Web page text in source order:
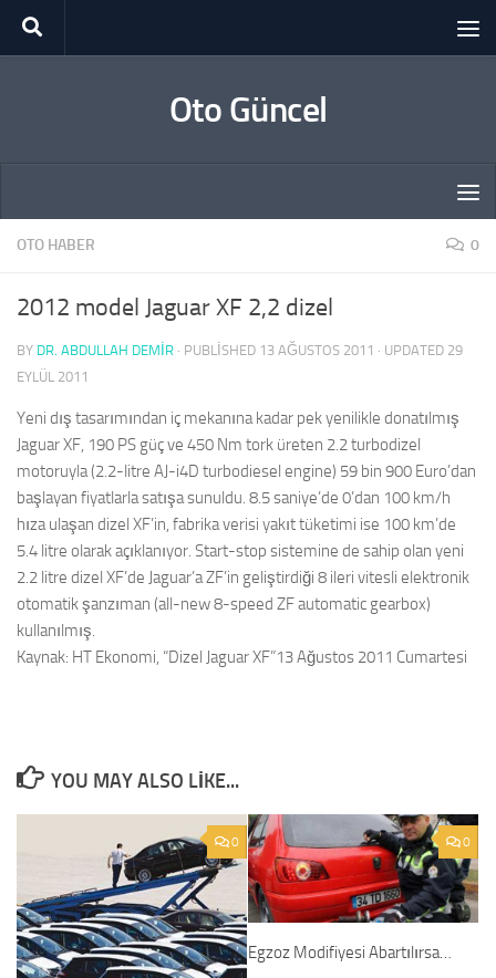
Skip to content
Oto Güncel
OTO HABER 0
2012 model Jaguar XF 2,2 dizel
BY DR. ABDULLAH DEMİR · PUBLISHED 13 AĞUSTOS 2011 · UPDATED 29
EYLÜL 2011
Yeni dış tasarımından iç mekanına kadar pek yenilikle donatılmış
Jaguar XF, 190 PS güç ve 450 Nm tork üreten 2.2 turbodizel
motoruyla (2.2-litre AJ-i4D turbodiesel engine) 59 bin 900 Euro’dan
başlayan fiyatlarla satışa sunuldu. 8.5 saniye’de 0’dan 100 km/h
hıza ulaşan dizel XF’in, fabrika verisi yakıt tüketimi ise 100 km’de
5.4 litre olarak açıklanıyor. Start-stop sistemine de sahip olan yeni
2.2 litre dizel XF’de Jaguar’a ZF’in geliştirdiği 8 ileri vitesli elektronik
otomatik şanzıman (all-new 8-speed ZF automatic gearbox)
kullanılmış.
Kaynak: HT Ekonomi, “Dizel Jaguar XF”13 Ağustos 2011 Cumartesi
YOU MAY ALSO LIKE...
0 0
Egzoz Modifiyesi Abartılırsa…